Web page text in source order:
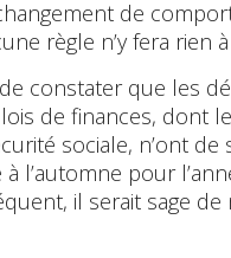
de
règle n’y fera rien
constater que les
de finances, dont
sociale, n’ont
l’automne pour
il serait sage